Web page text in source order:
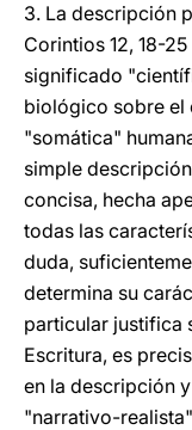
3. La descripción
Corintios 12, 18-
significado
biológico sobre el
"somática"
simple
concisa, hecha
todas las
duda,
determina su
particular justifica
Escritura, es
en la descripción
"narrativo-